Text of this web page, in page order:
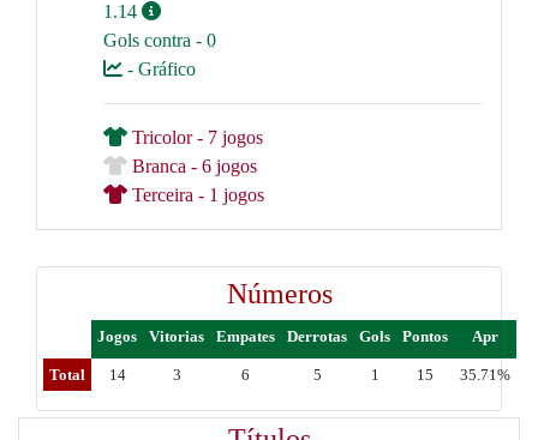
1.14
Gols contra - 0
- Gráfico
Tricolor - 7 jogos
Branca - 6 jogos
Terceira - 1 jogos
Números
Jogos Vitorias Empates Derrotas Gols Pontos Apr
Total 14 3 6 5 1 15 35.71%